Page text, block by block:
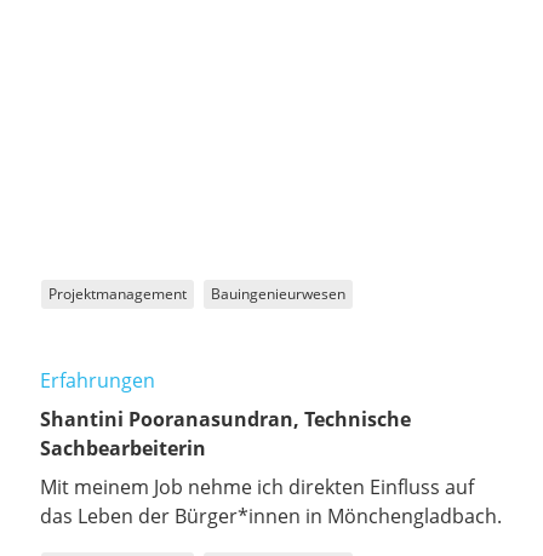
Projektmanagement Bauingenieurwesen
Erfahrungen
Shantini Pooranasundran, Technische
Sachbearbeiterin
Mit meinem Job nehme ich direkten Einfluss auf
das Leben der Bürger*innen in Mönchengladbach.